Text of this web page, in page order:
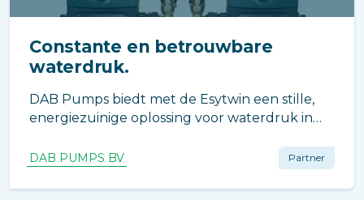
Constante en betrouwbare
waterdruk.
DAB Pumps biedt met de Esytwin een stille,
energiezuinige oplossing voor waterdruk in
online monitoring en lage onderhoudskosten.
DAB PUMPS BV Partner